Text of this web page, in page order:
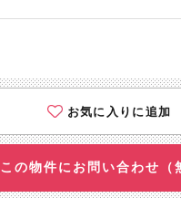
お気に入りに追加
この物件にお問い合わせ（